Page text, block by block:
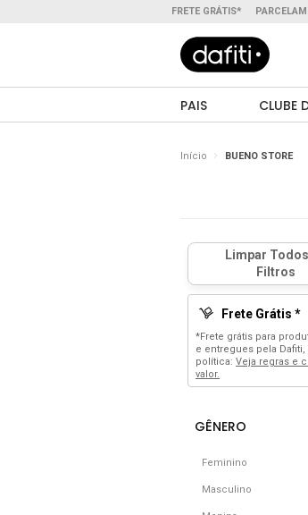
FRETE GRÁTIS*
PAIS CLUBE
Início BUENO STORE
Frete Grátis *
*Frete grátis para
e entregues pela
política: Veja regras e
valor.
Feminino
Masculino